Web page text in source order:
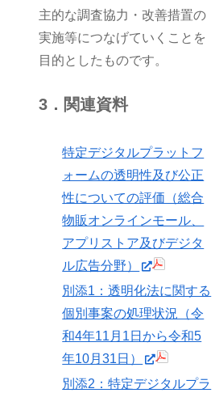
主的な調査協力・改善措置の
実施等につなげていくことを
目的としたものです。
3．関連資料
特定デジタルプラットフ
ォームの透明性及び公正
性についての評価（総合
物販オンラインモール、
アプリストア及びデジタ
ル広告分野）
別添1：透明化法に関する
個別事案の処理状況（令
和4年11月1日から令和5
年10月31日）
別添2：特定デジタルプラ